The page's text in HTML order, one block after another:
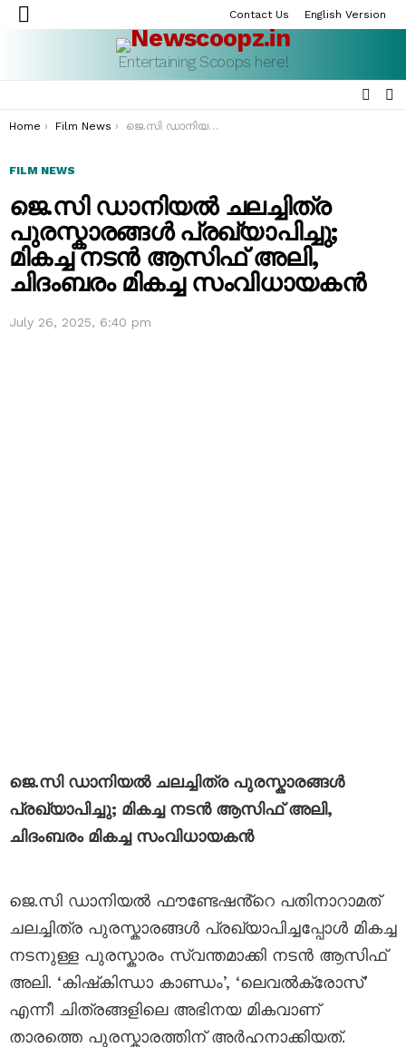
Menu
Contact Us English Version
Entertaining Scoops here!
You are here:
Home Film News ജെ.സി ഡാനിയൽ ചലച്ചിത്ര പുരസ്കാരങ്ങൾ പ്രഖ്യാപിച്ചു; മികച്ച നടൻ ആസിഫ് അലി, ചിദംബരം മികച്ച സംവിധായകൻ
FILM NEWS
ജെ.സി ഡാനിയൽ ചലച്ചിത്ര
പുരസ്കാരങ്ങൾ പ്രഖ്യാപിച്ചു;
മികച്ച നടൻ ആസിഫ് അലി,
ചിദംബരം മികച്ച സംവിധായകൻ
July 26, 2025, 6:40 pm
ജെ.സി ഡാനിയൽ ചലച്ചിത്ര പുരസ്കാരങ്ങൾ
പ്രഖ്യാപിച്ചു; മികച്ച നടൻ ആസിഫ് അലി,
ചിദംബരം മികച്ച സംവിധായകൻ
ജെ.സി ഡാനിയൽ ഫൗണ്ടേഷൻ്റെ പതിനാറാമത്
ചലച്ചിത്ര പുരസ്കാരങ്ങൾ പ്രഖ്യാപിച്ചപ്പോൾ മികച്ച
നടനുള്ള പുരസ്കാരം സ്വന്തമാക്കി നടൻ ആസിഫ്
അലി. ‘കിഷ്‌കിന്ധാ കാണ്ഡം’, ‘ലെവൽക്രോസ്’
എന്നീ ചിത്രങ്ങളിലെ അഭിനയ മികവാണ്
താരത്തെ പുരസ്കാരത്തിന് അർഹനാക്കിയത്.